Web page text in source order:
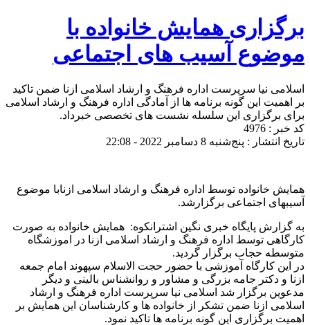
برگزاری همایش خانواده با
موضوع آسیب های اجتماعی
اسلامی نیا سرپرست اداره فرهنگ و ارشاد اسلامی ازنا ضمن تاکید
بر اهمیت این گونه برنامه ها از آمادگی اداره فرهنگ و ارشاد اسلامی
برای برگزاری این سلسله نشست های تخصصی خبرداد.
کد خبر : 4976
تاریخ انتشار : پنج‌شنبه 8 دسامبر 2022 - 22:08
همایش خانواده توسط اداره فرهنگ و ارشاد اسلامی ازنابا موضوع
آسیبهای اجتماعی برگزارشد.
به گزارش پایگاه خبری نگین اشترانکوه: همایش خانواده به صورت
کارگاهی توسط اداره فرهنگ و ارشاد اسلامی ازنا در اموزشگاه
متوسطه حجاب برگزار گردید.
در این کارگاه آموزشی با حضور حجت الاسلام سپهوند امام جمعه
ازنا و دکتر جامه بزرگی و مشاور و روانشناس بالینی و دیگر
مدعوین برگزار شد اسلامی نیا سرپرست اداره فرهنگ و ارشاد
اسلامی ازنا ضمن تشکر از خانواده ها و کارشناسان این همایش بر
اهمیت برگزاری این گونه برنامه ها تاکید نمود‌.